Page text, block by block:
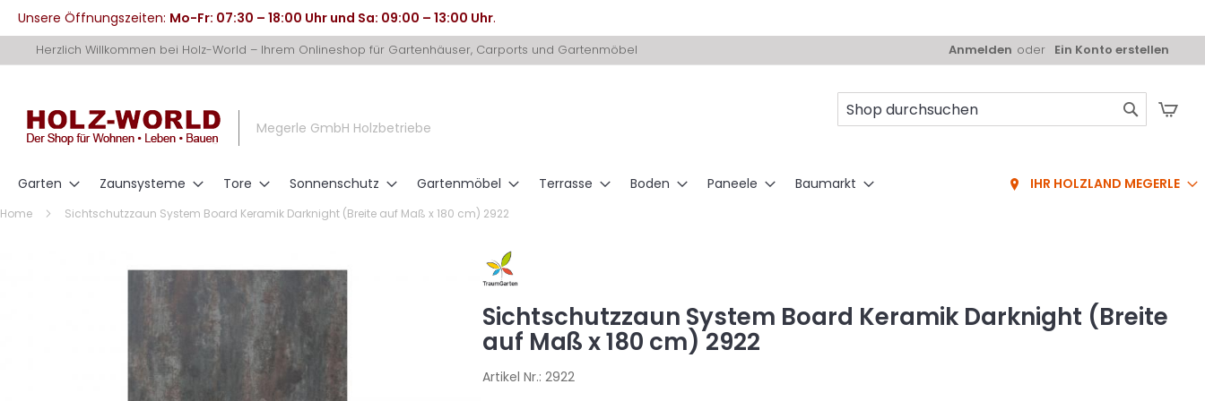
Unsere Öffnungszeiten: Mo-Fr: 07:30 – 18:00 Uhr und Sa: 09:00 – 13:00 Uhr.
zum
Herzlich Willkommen bei Holz-World – Ihrem Onlineshop für Gartenhäuser, Carports und Gartenmöbel Anmelden Ein Konto erstellen
Megerle GmbH Holzbetriebe
Garten Zaunsysteme Tore Sonnenschutz Gartenmöbel Terrasse Boden Paneele Baumarkt IHR HOLZLAND MEGERLE
Home Sichtschutzzaun System Board Keramik Darknight (Breite auf Maß x 180 cm) 2922
Sichtschutzzaun System Board Keramik Darknight (Breite
auf Maß x 180 cm) 2922
Artikel Nr.: 2922